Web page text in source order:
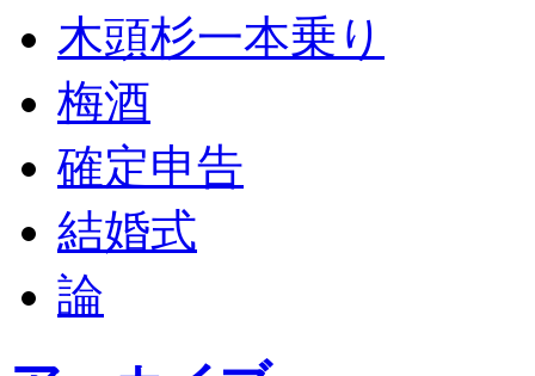
木頭杉一本乗り
梅酒
確定申告
結婚式
論